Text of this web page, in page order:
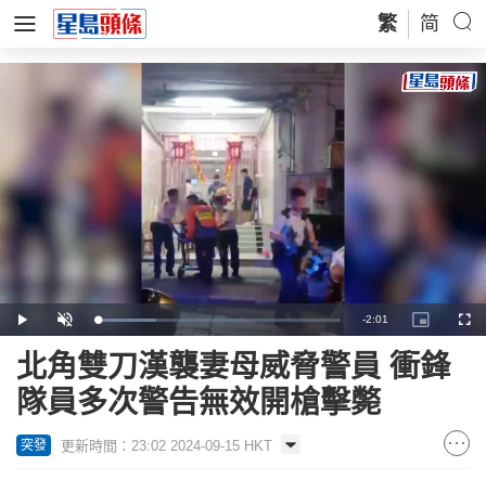
繁 简
Play Unmute Loaded:
24.33%
Remaining
Time
-2:01
Picture-
in-
北角雙刀漢襲妻母威脅警員 衝鋒
隊員多次警告無效開槍擊斃
突發 更新時間：23:02 2024-09-15 HKT